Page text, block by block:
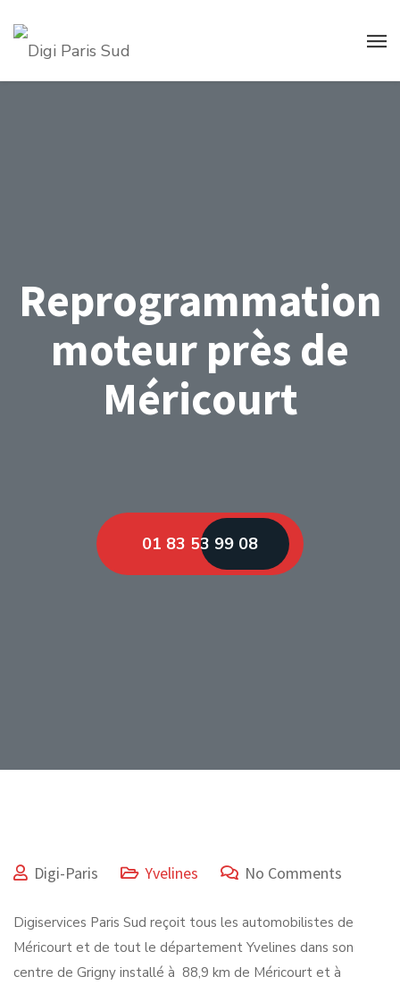
Reprogrammation
moteur près de
Méricourt
01 83 53 99 08
Digi-Paris Yvelines No Comments
Digiservices Paris Sud reçoit tous les automobilistes de
Méricourt et de tout le département Yvelines dans son
centre de Grigny installé à 88,9 km de Méricourt et à